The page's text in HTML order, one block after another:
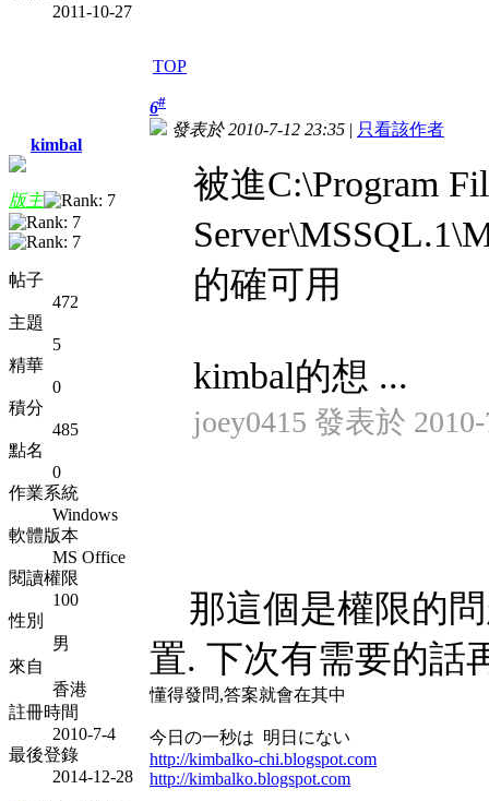
2011-10-27
TOP
kimbal
版主
帖子
472
主題
5
精華
0
積分
485
點名
0
作業系統
Windows
軟體版本
MS Office
閱讀權限
100
性別
男
來自
香港
註冊時間
2010-7-4
最後登錄
2014-12-28
6#
發表於 2010-7-12 23:35 | 只看該作者
被進C:\Program
的確可用
kimbal的想 ...
joey0415 發表於
那這個是權限的問
置. 下次有需要的話
懂得發問,答案就會在其中
今日の一秒は 明日にない
http://kimbalko-chi.blogspot.com
http://kimbalko.blogspot.com